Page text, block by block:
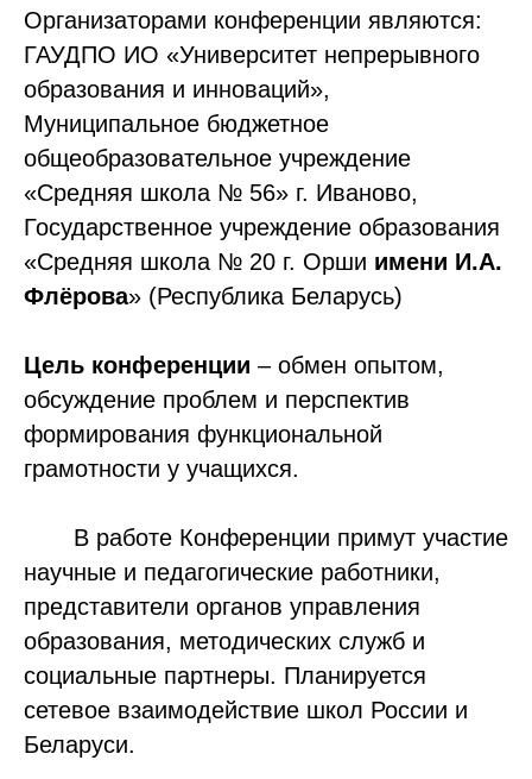
Организаторами конференции являются:
ГАУДПО ИО «Университет непрерывного
образования и инноваций»,
Муниципальное бюджетное
общеобразовательное учреждение
«Средняя школа № 56» г. Иваново,
Государственное учреждение образования
«Средняя школа № 20 г. Орши имени И.А.
Флёрова» (Республика Беларусь)
Цель конференции – обмен опытом,
обсуждение проблем и перспектив
формирования функциональной
грамотности у учащихся.
В работе Конференции примут участие
научные и педагогические работники,
представители органов управления
образования, методических служб и
социальные партнеры. Планируется
сетевое взаимодействие школ России и
Беларуси.